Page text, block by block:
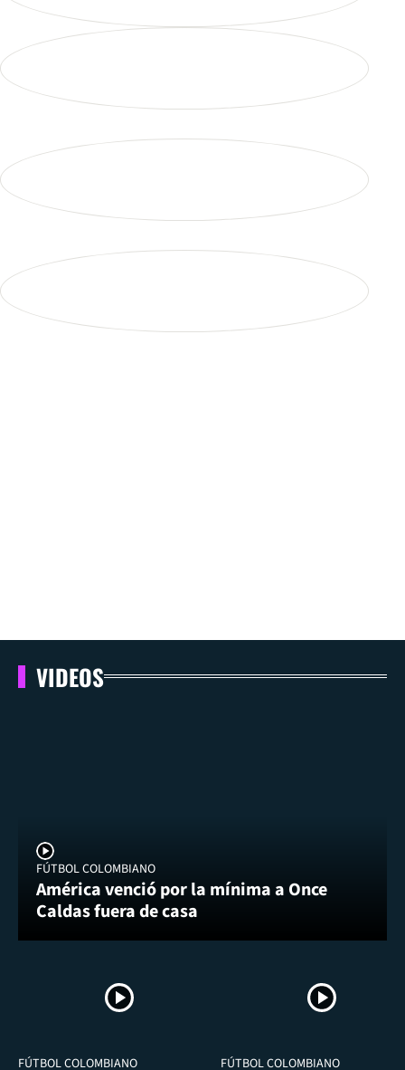
VIDEOS
FÚTBOL COLOMBIANO
América venció por la mínima a Once
Caldas fuera de casa
FÚTBOL COLOMBIANO FÚTBOL COLOMBIANO